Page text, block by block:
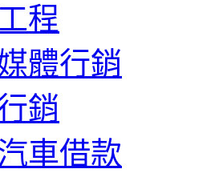
程
體行銷
銷
車借款